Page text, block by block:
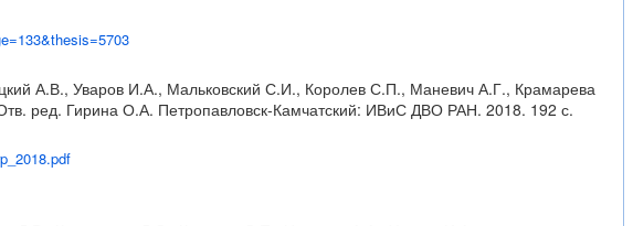
А.В., Уваров И.А., Мальковский С.И., Королев С.П., Маневич А.Г., Крамарева
ред. Гирина О.А. Петропавловск-Камчатский: ИВиС ДВО РАН. 2018. 192 с.